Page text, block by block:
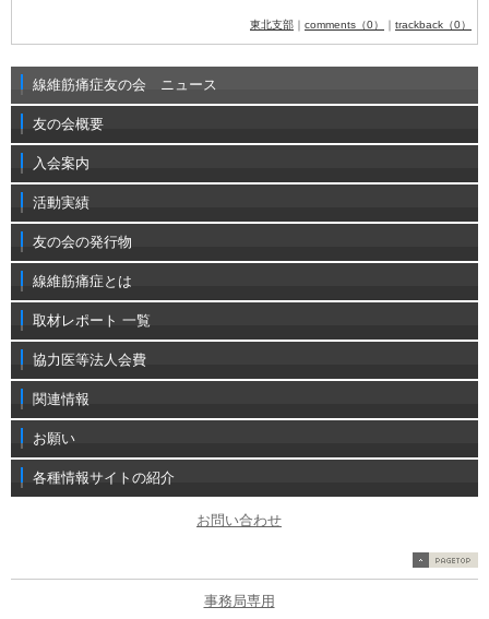
東北支部 ｜ comments（0） ｜ trackback（0）
線維筋痛症友の会 ニュース
友の会概要
入会案内
活動実績
友の会の発行物
線維筋痛症とは
取材レポート 一覧
協力医等法人会費
関連情報
お願い
各種情報サイトの紹介
お問い合わせ
事務局専用